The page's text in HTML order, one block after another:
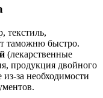
текстиль,
таможню быстро.
(лекарственные
продукция двойного
за необходимости